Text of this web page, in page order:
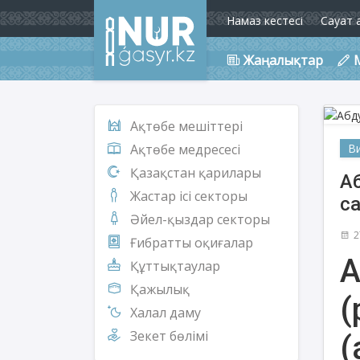
Намаз кестесі Сауат
Жаңалықтар
Ақтөбе мешіттері
Ақтөбе медресесі
Қазақстан қарилары
Жастар ісі секторы
Әйел-қыздар секторы
Ғибратты оқиғалар
Құттықтаулар
Қажылық
Халал даму
Зекет бөлімі